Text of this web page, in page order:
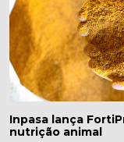
Inpasa lança
nutrição animal